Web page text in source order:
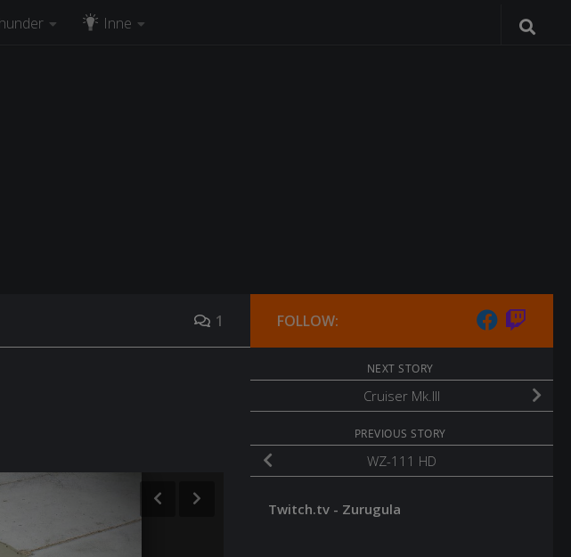
Inne
1 FOLLOW:
NEXT STORY
Cruiser Mk.III
PREVIOUS STORY
WZ-111 HD
Twitch.tv - Zurugula